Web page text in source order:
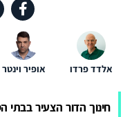
אלדד פרדו אופיר וינטר
חינוך הדור הצעיר בבתי